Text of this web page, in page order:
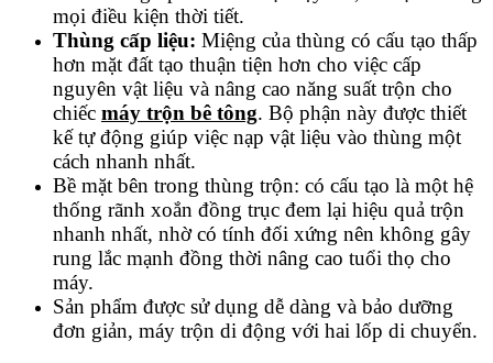
mọi điều kiện thời tiết.
Thùng cấp liệu: Miệng của thùng có cấu tạo thấp
hơn mặt đất tạo thuận tiện hơn cho việc cấp
nguyên vật liệu và nâng cao năng suất trộn cho
chiếc máy trộn bê tông. Bộ phận này được thiết
kế tự động giúp việc nạp vật liệu vào thùng một
cách nhanh nhất.
Bề mặt bên trong thùng trộn: có cấu tạo là một hệ
thống rãnh xoắn đồng trục đem lại hiệu quả trộn
nhanh nhất, nhờ có tính đối xứng nên không gây
rung lắc mạnh đồng thời nâng cao tuổi thọ cho
máy.
Sản phẩm được sử dụng dễ dàng và bảo dưỡng
đơn giản, máy trộn di động với hai lốp di chuyển.